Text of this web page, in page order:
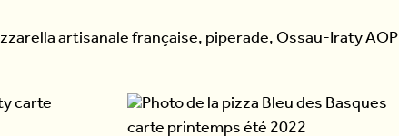
artisanale française, piperade, Ossau-Iraty AOP